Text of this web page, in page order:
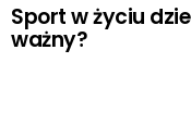
Sport w życiu
ważny?